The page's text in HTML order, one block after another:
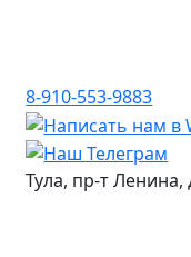
8-910-553-9883
Тула, пр-т Ленина,